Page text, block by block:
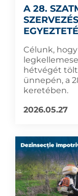
A 28.
Célunk,
hétvégét
ünnepén, a
keretében.
2026.05.27